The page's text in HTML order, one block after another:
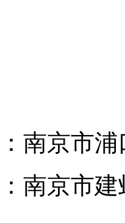
南京市
南京市